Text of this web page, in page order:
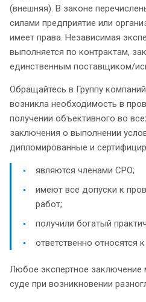
(внешняя). В законе
силами предприятие или
имеет права. Независимая
выполняется по контрактам,
единственным поставщиком/
Обращайтесь в Группу
возникла необходимость в
получении объективного во
заключения о выполнении
дипломированные и
являются членами СРО;
имеют все допуски к
работ;
получили богатый
ответственно относятся
Любое экспертное
суде при возникновении